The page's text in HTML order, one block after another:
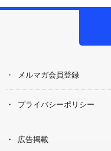
メルマガ会員登録
プライバシーポリシー
広告掲載